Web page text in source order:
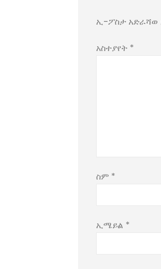
ኢ-ፖስታ አድራሻወ
አስተያየት *
ስም *
ኢሜይል *